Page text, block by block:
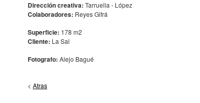
Dirección creativa: Tarruella - López
Colaboradores: Reyes Gifrá
Superficie: 178 m2
Cliente: La Sal
Fotografo: Alejo Bagué
< Atras